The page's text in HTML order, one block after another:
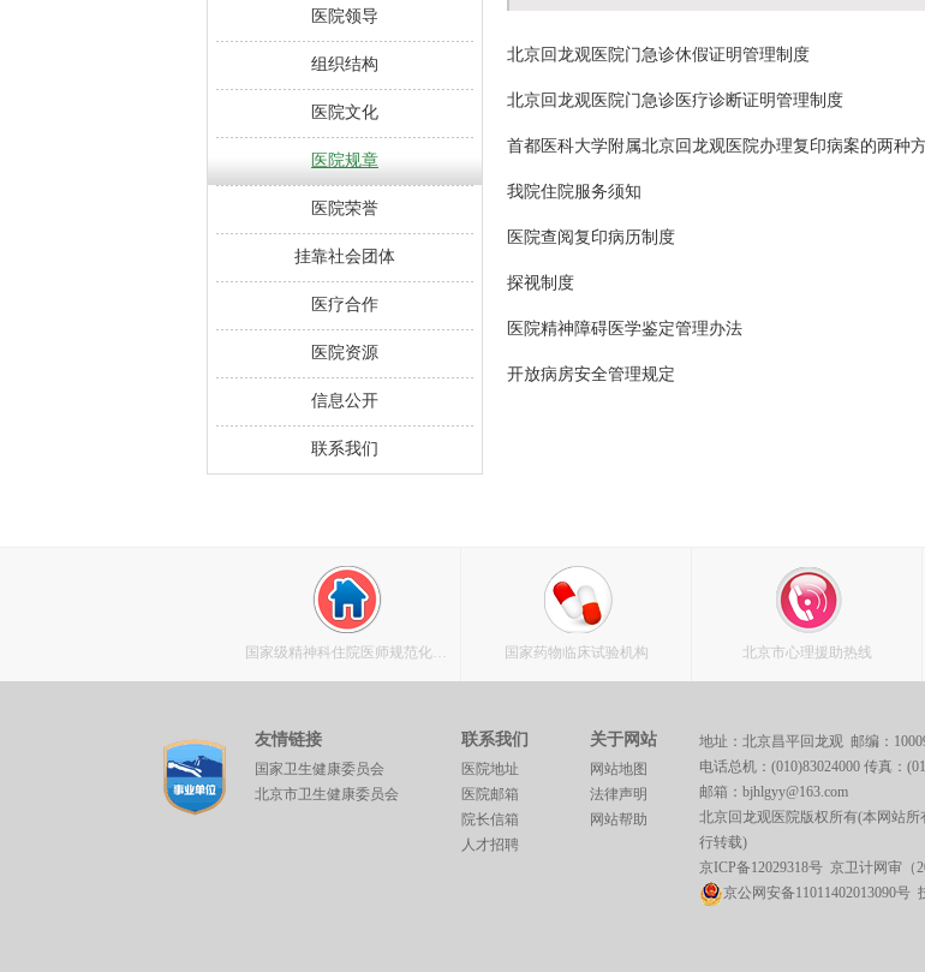
医院领导
组织结构
医院文化
医院规章
医院荣誉
挂靠社会团体
医疗合作
医院资源
信息公开
联系我们
北京回龙观医院门急诊休假证明管理制度
北京回龙观医院门急诊医疗诊断证明管理制度
首都医科大学附属北京回龙观医院办理复印病案的两种
我院住院服务须知
医院查阅复印病历制度
探视制度
医院精神障碍医学鉴定管理办法
开放病房安全管理规定
国家级精神科住院医师规范化培
国家药物临床试验机构 北京市心理援助热线
友情链接
国家卫生健康委员会
北京市卫生健康委员会
联系我们
医院地址
医院邮箱
院长信箱
人才招聘
关于网站
网站地图
法律声明
网站帮助
地址：北京昌平回龙观 邮编：
电话总机：(010)83024000 传真：
邮箱：bjhlgyy@163.com
北京回龙观医院版权所有(本网站
行转载)
京ICP备12029318号 京卫计网审（
京公网安备11011402013090号